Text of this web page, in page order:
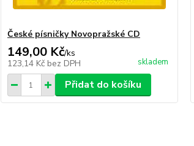
České písničky Novopražské CD
149,00 Kč/ks
123,14 Kč bez DPH skladem
Přidat do košíku